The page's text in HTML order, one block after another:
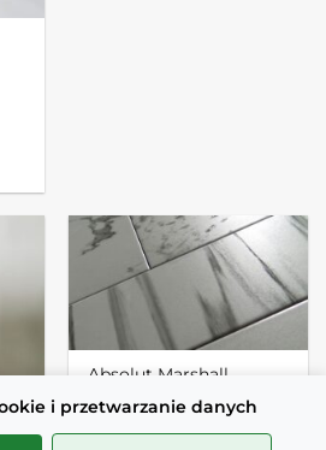
Absolut Marshall
MAŁE PŁYTKI MARMUROWE
i przetwarzanie danych